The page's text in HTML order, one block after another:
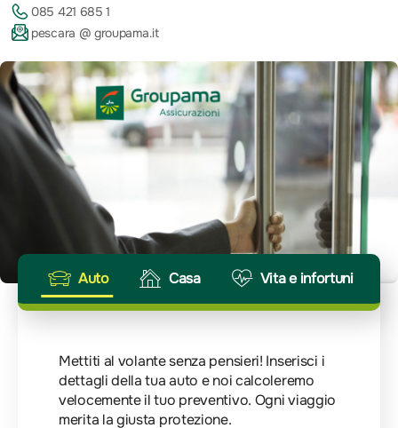
085 421 685 1
pescara @ groupama.it
Auto Casa Vita e infortuni
Mettiti al volante senza pensieri! Inserisci i
dettagli della tua auto e noi calcoleremo
velocemente il tuo preventivo. Ogni viaggio
merita la giusta protezione.